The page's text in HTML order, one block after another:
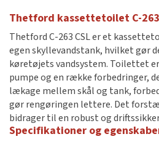
Thetford kassettetoilet C-
Thetford C-263 CSL er et
egen skyllevandstank, hvilket gør
køretøjets vandsystem. Toilettet
pumpe og en række forbedringer,
lækage mellem skål og tank,
gør rengøringen lettere. Det
bidrager til en robust og
Specifikationer og